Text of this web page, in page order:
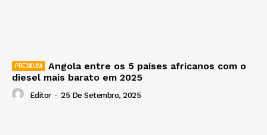
Angola entre os 5 países africanos com o
diesel mais barato em 2025
Editor - 25 De Setembro, 2025